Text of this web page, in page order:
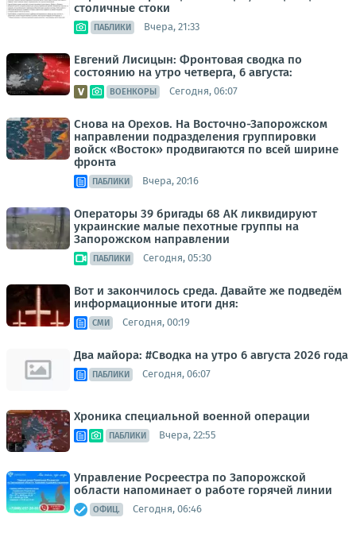
столичные стоки
ПАБЛИКИ Вчера, 21:33
Евгений Лисицын: Фронтовая сводка по
состоянию на утро четверга, 6 августа:
ВОЕНКОРЫ Сегодня, 06:07
Снова на Орехов. На Восточно-Запорожском
направлении подразделения группировки
войск «Восток» продвигаются по всей ширине
фронта
ПАБЛИКИ Вчера, 20:16
Операторы 39 бригады 68 АК ликвидируют
украинские малые пехотные группы на
Запорожском направлении
ПАБЛИКИ Сегодня, 05:30
Вот и закончилось среда. Давайте же подведём
информационные итоги дня:
СМИ Сегодня, 00:19
Два майора: #Сводка на утро 6 августа 2026 года
ПАБЛИКИ Сегодня, 06:07
Хроника специальной военной операции
ПАБЛИКИ Вчера, 22:55
Управление Росреестра по Запорожской
области напоминает о работе горячей линии
ОФИЦ. Сегодня, 06:46